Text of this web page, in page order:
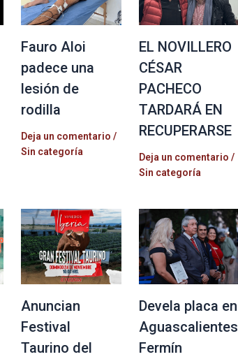
Fauro Aloi
padece una
lesión de
rodilla
Deja un comentario /
Sin categoría
EL NOVILLERO
CÉSAR
PACHECO
TARDARÁ EN
RECUPERARSE
Deja un comentario /
Sin categoría
Anuncian
Festival
Taurino del
Devela placa en
Aguascalientes
Fermín